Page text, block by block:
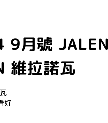
9月號 JALEN
維拉諾瓦
好